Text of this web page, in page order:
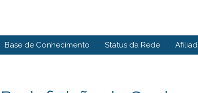
Base de Conhecimento Status da Rede